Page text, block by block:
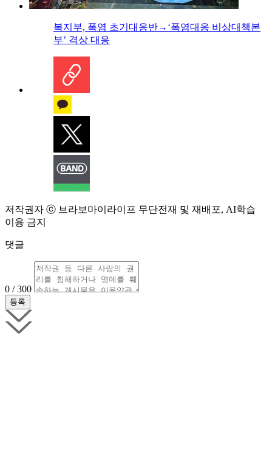
복지부, 폭염 초기대응반→‘폭염대응 비상대책본
부’ 격상 대응
저작권자 ⓒ 브라보마이라이프 무단전재 및 재배포, AI학습
이용 금지
댓글
0 / 300